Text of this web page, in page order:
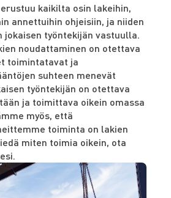
kaikilta osin lakeihin,
annettuihin ohjeisiin, ja niiden
jokaisen työntekijän vastuulla.
noudattaminen on otettava
toimintatavat ja
suhteen menevät
työntekijän on otettava
ja toimittava oikein omassa
myös, että
toiminta on lakien
miten toimia oikein, ota